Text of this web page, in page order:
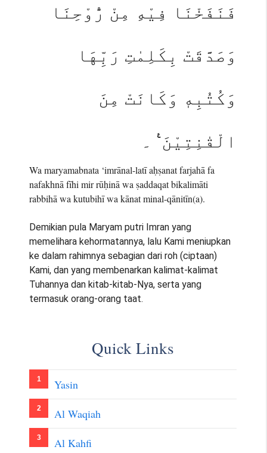
فَنَفَخْنَا فِيْهِ مِنْ رُّوْحِنَا
وَصَدَّقَتْ بِكَلِمٰتِ رَبِّهَا
وَكُتُبِهٖ وَكَانَتْ مِنَ
الْقٰنِتِيْنَ ࣖ ۔
Wa maryamabnata ‘imrānal-latī aḥṣanat farjahā fa
nafakhnā fīhi mir rūḥinā wa ṣaddaqat bikalimāti
rabbihā wa kutubihī wa kānat minal-qānitīn(a).
Demikian pula Maryam putri Imran yang
memelihara kehormatannya, lalu Kami meniupkan
ke dalam rahimnya sebagian dari roh (ciptaan)
Kami, dan yang membenarkan kalimat-kalimat
Tuhannya dan kitab-kitab-Nya, serta yang
termasuk orang-orang taat.
Quick Links
Yasin
Al Waqiah
Al Kahfi